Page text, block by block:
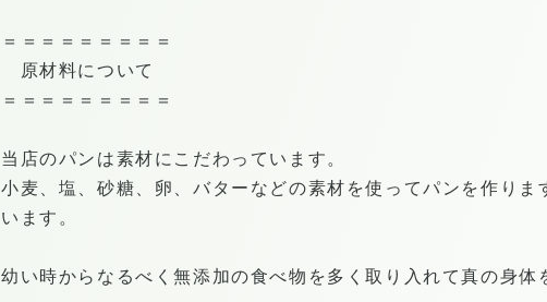
＝＝＝＝＝＝＝＝＝
原材料について
＝＝＝＝＝＝＝＝＝
当店のパンは素材にこだわっています。
小麦、塩、砂糖、卵、バターなどの素材を使ってパンを作り
います。
幼い時からなるべく無添加の食べ物を多く取り入れて真の身体